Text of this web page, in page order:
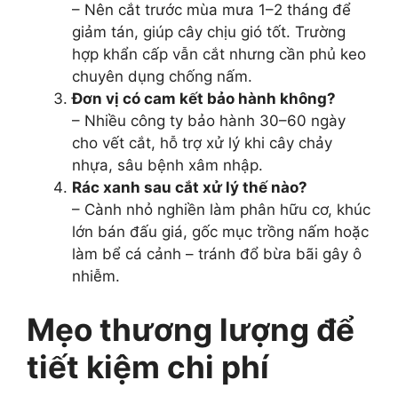
– Nên cắt trước mùa mưa 1–2 tháng để
giảm tán, giúp cây chịu gió tốt. Trường
hợp khẩn cấp vẫn cắt nhưng cần phủ keo
chuyên dụng chống nấm.
Đơn vị có cam kết bảo hành không?
– Nhiều công ty bảo hành 30–60 ngày
cho vết cắt, hỗ trợ xử lý khi cây chảy
nhựa, sâu bệnh xâm nhập.
Rác xanh sau cắt xử lý thế nào?
– Cành nhỏ nghiền làm phân hữu cơ, khúc
lớn bán đấu giá, gốc mục trồng nấm hoặc
làm bể cá cảnh – tránh đổ bừa bãi gây ô
nhiễm.
Mẹo thương lượng để
tiết kiệm chi phí